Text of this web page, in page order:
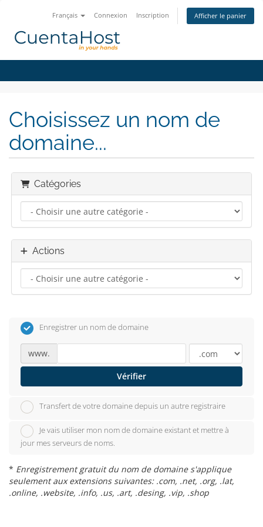
Français Connexion Inscription Afficher le panier
Choisissez un nom de
domaine...
Catégories
Actions
Enregistrer un nom de domaine
www.
Vérifier
Transfert de votre domaine depuis un autre registraire
Je vais utiliser mon nom de domaine existant et mettre à
jour mes serveurs de noms.
* Enregistrement gratuit du nom de domaine s'applique
seulement aux extensions suivantes: .com, .net, .org, .lat,
.online, .website, .info, .us, .art, .desing, .vip, .shop